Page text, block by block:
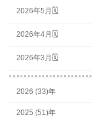
2026年5月🗓
2026年4月🗓
2026年3月🗓
2026 (33)年
2025 (51)年